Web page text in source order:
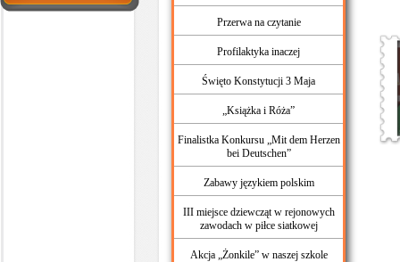
Przerwa na czytanie
Profilaktyka inaczej
Święto Konstytucji 3 Maja
„Książka i Róża”
Finalistka Konkursu „Mit dem Herzen
bei Deutschen”
Zabawy językiem polskim
III miejsce dziewcząt w rejonowych
zawodach w piłce siatkowej
Akcja „Żonkile” w naszej szkole